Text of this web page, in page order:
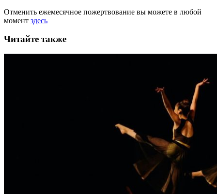
Отменить ежемесячное пожертвование вы можете в любой
момент здесь
Читайте также